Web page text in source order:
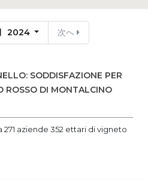
2024 次へ
SODDISFAZIONE PER
ROSSO DI MONTALCINO
271 aziende 352 ettari di vigneto